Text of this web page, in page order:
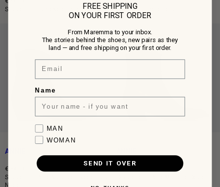
Prezzo
Stivaletti in Camoscio Color Moka
Prezzo
intero
Stivaletti in pelle nera
ANNIE
€590,00
Prezzo
Stivaletti in Pelle Naturale Invecchiata
Noce
FREE SHIPPING
ON YOUR FIRST ORDER
From Maremma to your inbox.
The stories behind the shoes, new pairs as they
land — and free shipping on your first order.
Email
Name
Favorite collection
MAN
WOMAN
SEND IT OVER